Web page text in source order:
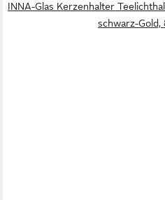
INNA-Glas Kerzenhalter
schwarz-